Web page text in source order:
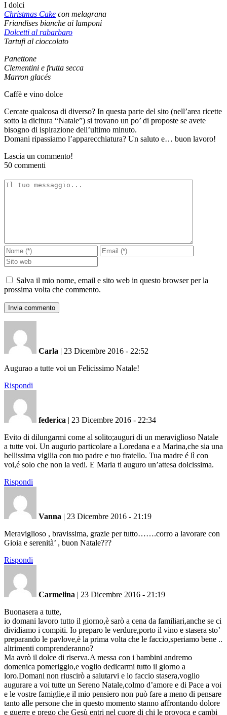
I dolci
Christmas Cake con melagrana
Friandises bianche ai lamponi
Dolcetti al rabarbaro
Tartufi al cioccolato
Panettone
Clementini e frutta secca
Marron glacés
Caffè e vino dolce
Cercate qualcosa di diverso? In questa parte del sito (nell’area ricette
sotto la dicitura “Natale”) si trovano un po’ di proposte se avete
bisogno di ispirazione dell’ultimo minuto.
Domani ripassiamo l’apparecchiatura? Un saluto e… buon lavoro!
Lascia un commento!
50 commenti
Salva il mio nome, email e sito web in questo browser per la
prossima volta che commento.
Carla | 23 Dicembre 2016 - 22:52
Augurao a tutte voi un Felicissimo Natale!
Rispondi
federica | 23 Dicembre 2016 - 22:34
Evito di dilungarmi come al solito;auguri di un meraviglioso Natale
a tutte voi. Un augurio particolare a Loredana e a Marina,che sia una
bellissima vigilia con tuo padre e tuo fratello. Tua madre é lì con
voi,é solo che non la vedi. E Maria ti auguro un’attesa dolcissima.
Rispondi
Vanna | 23 Dicembre 2016 - 21:19
Meraviglioso , bravissima, grazie per tutto…….corro a lavorare con
Gioia e serenità’ , buon Natale???
Rispondi
Carmelina | 23 Dicembre 2016 - 21:19
Buonasera a tutte,
io domani lavoro tutto il giorno,è sarò a cena da familiari,anche se ci
dividiamo i compiti. Io preparo le verdure,porto il vino e stasera sto’
preparando le pavlove,è la prima volta che le faccio,speriamo bene ..
altrimenti comprenderanno?
Ma avrò il dolce di riserva.A messa con i bambini andremo
domenica pomeriggio,e voglio dedicarmi tutto il giorno a
loro.Domani non riuscirò a salutarvi e lo faccio stasera,voglio
augurare a voi tutte un Sereno Natale,colmo d’amore e di Pace a voi
e le vostre famiglie,e il mio pensiero non può fare a meno di pensare
tanto alle persone che in questo momento stanno affrontando dolore
e guerre e prego che Gesù entri nel cuore di chi le provoca e cambi